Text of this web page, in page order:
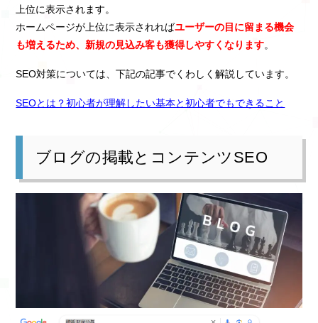
上位に表示されます。
ホームページが上位に表示されればユーザーの目に留まる機会
も増えるため、新規の見込み客も獲得しやすくなります。
SEO対策については、下記の記事でくわしく解説しています。
SEOとは？初心者が理解したい基本と初心者でもできること
ブログの掲載とコンテンツSEO